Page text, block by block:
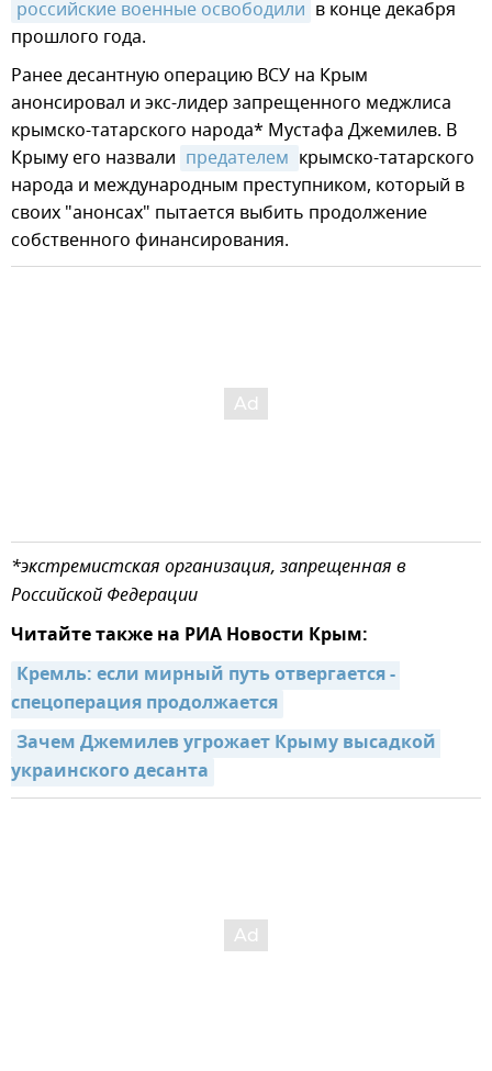
российские военные освободили в конце декабря
прошлого года.
Ранее десантную операцию ВСУ на Крым
анонсировал и экс-лидер запрещенного меджлиса
крымско-татарского народа* Мустафа Джемилев. В
Крыму его назвали предателем крымско-татарского
народа и международным преступником, который в
своих "анонсах" пытается выбить продолжение
собственного финансирования.
*экстремистская организация, запрещенная в
Российской Федерации
Читайте также на РИА Новости Крым:
Кремль: если мирный путь отвергается -
спецоперация продолжается
Зачем Джемилев угрожает Крыму высадкой
украинского десанта